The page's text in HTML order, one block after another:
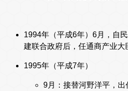
1994年（平成6年）6月，自
建联合政府后，任通商产业大
1995年（平成7年）
9月：接替河野洋平，出